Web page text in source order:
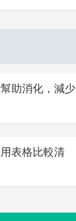
助消化，減少
表格比較清